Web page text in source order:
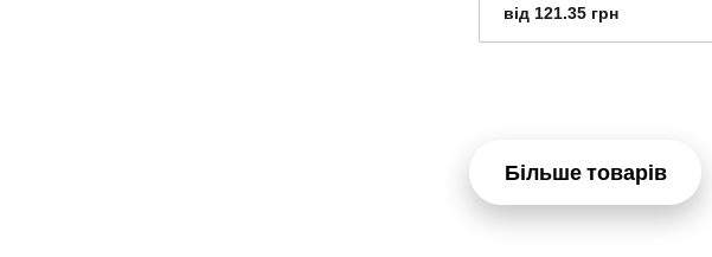
від 121.35 грн
Більше товарів